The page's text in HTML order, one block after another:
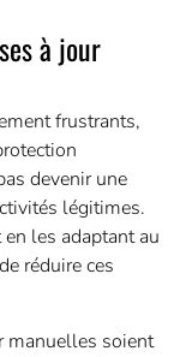
à jour
frustrants,
devenir une
légitimes.
les adaptant au
réduire ces
manuelles soient